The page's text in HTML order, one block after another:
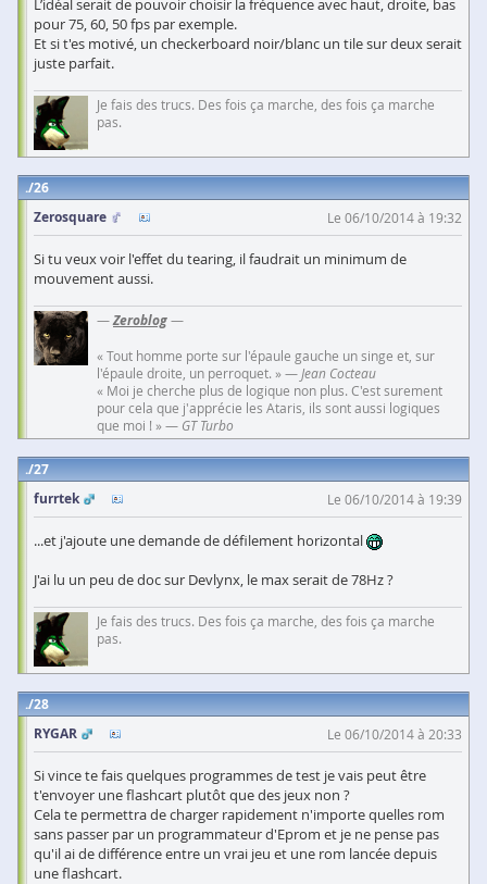
L’idéal serait de pouvoir choisir la fréquence avec haut, droite, bas
pour 75, 60, 50 fps par exemple.
Et si t'es motivé, un checkerboard noir/blanc un tile sur deux serait
juste parfait.
Je fais des trucs. Des fois ça marche, des fois ça marche
pas.
26
Zerosquare
Le 06/10/2014 à 19:32
Si tu veux voir l'effet du tearing, il faudrait un minimum de
mouvement aussi.
—Zeroblog—
« Tout homme porte sur l'épaule gauche un singe et, sur
l'épaule droite, un perroquet. » — Jean Cocteau
« Moi je cherche plus de logique non plus. C'est surement
pour cela que j'apprécie les Ataris, ils sont aussi logiques
que moi ! » — GT Turbo
27
furrtek
Le 06/10/2014 à 19:39
...et j'ajoute une demande de défilement horizontal
J'ai lu un peu de doc sur Devlynx, le max serait de 78Hz ?
Je fais des trucs. Des fois ça marche, des fois ça marche
pas.
28
RYGAR
Le 06/10/2014 à 20:33
Si vince te fais quelques programmes de test je vais peut être
t'envoyer une flashcart plutôt que des jeux non ?
Cela te permettra de charger rapidement n'importe quelles rom
sans passer par un programmateur d'Eprom et je ne pense pas
qu'il ai de différence entre un vrai jeu et une rom lancée depuis
une flashcart.